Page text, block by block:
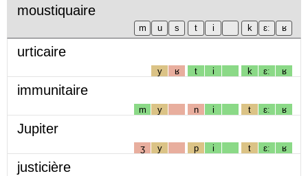
moustiquaire
urticaire
y ʁ t i k ɛː ʁ
immunitaire
m y n i t ɛː ʁ
Jupiter
ʒ y p i t ɛː ʁ
justicière